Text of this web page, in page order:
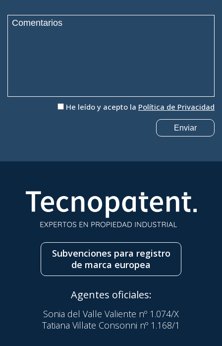
He leído y acepto la Política de Privacidad
Subvenciones para registro
de marca europea
Agentes oficiales:
Sonia del Valle Valiente nº 1.074/X
Tatiana Villate Consonni nº 1.168/1